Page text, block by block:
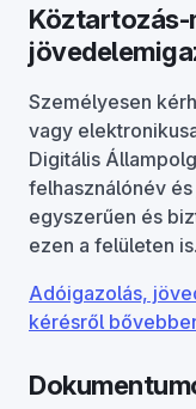
Köztartozás-
Személyesen
vagy
Digitális
felhasználónév
egyszerűen és
ezen a felületen is.
Adóigazolás,
kérésről